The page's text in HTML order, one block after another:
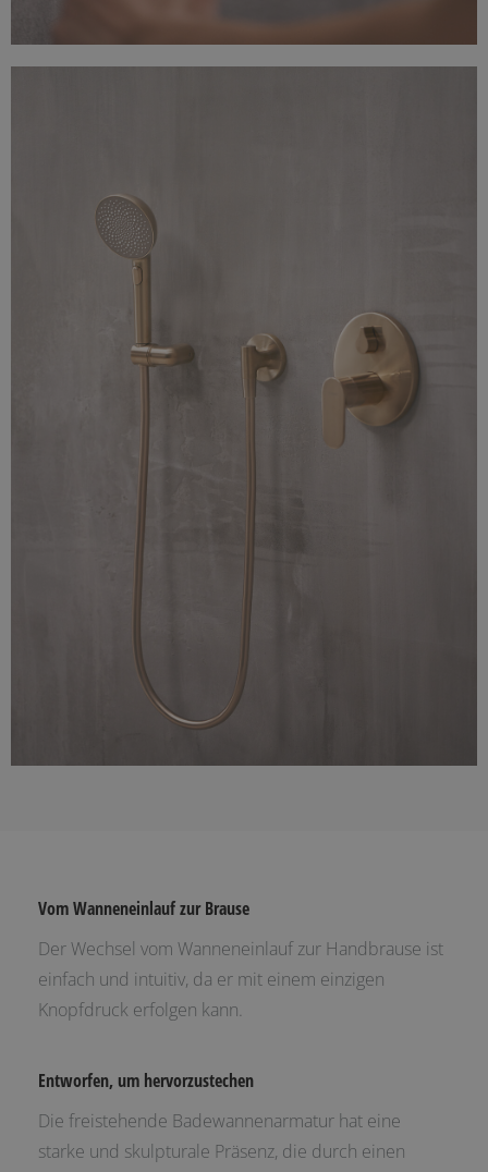
Vom Wanneneinlauf zur Brause
Der Wechsel vom Wanneneinlauf zur Handbrause ist
einfach und intuitiv, da er mit einem einzigen
Knopfdruck erfolgen kann.
Entworfen, um hervorzustechen
Die freistehende Badewannenarmatur hat eine
starke und skulpturale Präsenz, die durch einen